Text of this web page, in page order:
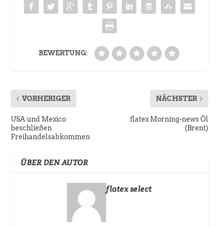
BEWERTUNG:
VORHERIGER
USA und Mexico
beschließen
Freihandelsabkommen
NÄCHSTER
flatex Morning-news Öl
(Brent)
ÜBER DEN AUTOR
flatex select